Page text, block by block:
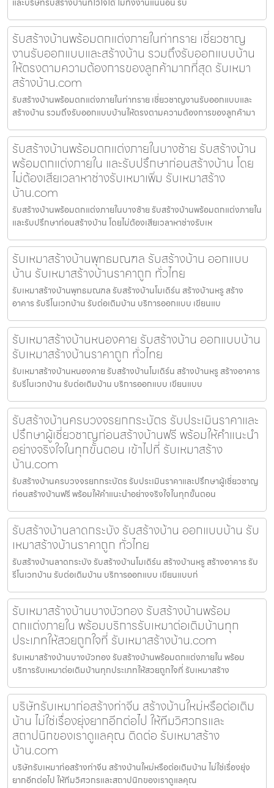
รับสร้างบ้านพร้อมตกแต่งภายในท่าทราย เชี่ยวชาญ
งานรับออกแบบและสร้างบ้าน รวมถึงรับออกแบบบ้าน
ให้ตรงตามความต้องการของลูกค้ามากที่สุด รับเหมา
สร้างบ้าน.com
รับสร้างบ้านพร้อมตกแต่งภายในท่าทราย เชี่ยวชาญงานรับออกแบบและ
สร้างบ้าน รวมถึงรับออกแบบบ้านให้ตรงตามความต้องการของลูกค้ามา
รับสร้างบ้านพร้อมตกแต่งภายในบางซ้าย รับสร้างบ้าน
พร้อมตกแต่งภายใน และรับปรึกษาก่อนสร้างบ้าน โดย
ไม่ต้องเสียเวลาหาช่างรับเหมาเพิ่ม รับเหมาสร้าง
บ้าน.com
รับสร้างบ้านพร้อมตกแต่งภายในบางซ้าย รับสร้างบ้านพร้อมตกแต่งภายใน
และรับปรึกษาก่อนสร้างบ้าน โดยไม่ต้องเสียเวลาหาช่างรับเห
รับเหมาสร้างบ้านพุทธมณฑล รับสร้างบ้าน ออกแบบ
บ้าน รับเหมาสร้างบ้านราคาถูก ทั่วไทย
รับเหมาสร้างบ้านพุทธมณฑล รับสร้างบ้านโมเดิร์น สร้างบ้านหรู สร้าง
อาคาร รับรีโนเวทบ้าน รับต่อเติมบ้าน บริการออกแบบ เขียนแบ
รับเหมาสร้างบ้านหนองคาย รับสร้างบ้าน ออกแบบบ้าน
รับเหมาสร้างบ้านราคาถูก ทั่วไทย
รับเหมาสร้างบ้านหนองคาย รับสร้างบ้านโมเดิร์น สร้างบ้านหรู สร้างอาคาร
รับรีโนเวทบ้าน รับต่อเติมบ้าน บริการออกแบบ เขียนแบบ
รับสร้างบ้านครบวงจรยกกระบัตร รับประเมินราคาและ
ปรึกษาผู้เชี่ยวชาญก่อนสร้างบ้านฟรี พร้อมให้คำแนะนำ
อย่างจริงใจในทุกขั้นตอน เข้าไปที่ รับเหมาสร้าง
บ้าน.com
รับสร้างบ้านครบวงจรยกกระบัตร รับประเมินราคาและปรึกษาผู้เชี่ยวชาญ
ก่อนสร้างบ้านฟรี พร้อมให้คำแนะนำอย่างจริงใจในทุกขั้นตอน
รับสร้างบ้านลาดกระบัง รับสร้างบ้าน ออกแบบบ้าน รับ
เหมาสร้างบ้านราคาถูก ทั่วไทย
รับสร้างบ้านลาดกระบัง รับสร้างบ้านโมเดิร์น สร้างบ้านหรู สร้างอาคาร รับ
รีโนเวทบ้าน รับต่อเติมบ้าน บริการออกแบบ เขียนแบบก่
รับเหมาสร้างบ้านบางบัวทอง รับสร้างบ้านพร้อม
ตกแต่งภายใน พร้อมบริการรับเหมาต่อเติมบ้านทุก
ประเภทให้สวยถูกใจที่ รับเหมาสร้างบ้าน.com
รับเหมาสร้างบ้านบางบัวทอง รับสร้างบ้านพร้อมตกแต่งภายใน พร้อม
บริการรับเหมาต่อเติมบ้านทุกประเภทให้สวยถูกใจที่ รับเหมาสร้าง
บริษัทรับเหมาก่อสร้างท่าจีน สร้างบ้านใหม่หรือต่อเติม
บ้าน ไม่ใช่เรื่องยุ่งยากอีกต่อไป ให้ทีมวิศวกรและ
สถาปนิกของเราดูแลคุณ ติดต่อ รับเหมาสร้าง
บ้าน.com
บริษัทรับเหมาก่อสร้างท่าจีน สร้างบ้านใหม่หรือต่อเติมบ้าน ไม่ใช่เรื่องยุ่ง
ยากอีกต่อไป ให้ทีมวิศวกรและสถาปนิกของเราดูแลคุณ